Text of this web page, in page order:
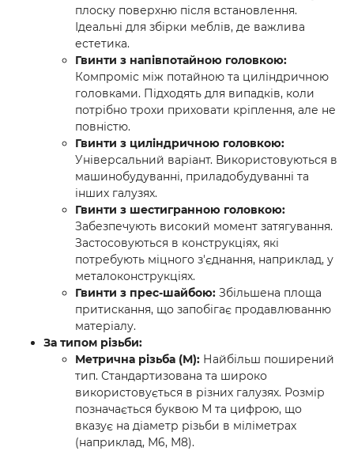
плоску поверхню після встановлення.
Ідеальні для збірки меблів, де важлива
естетика.
Гвинти з напівпотайною головкою:
Компроміс між потайною та циліндричною
головками. Підходять для випадків, коли
потрібно трохи приховати кріплення, але не
повністю.
Гвинти з циліндричною головкою:
Універсальний варіант. Використовуються в
машинобудуванні, приладобудуванні та
інших галузях.
Гвинти з шестигранною головкою:
Забезпечують високий момент затягування.
Застосовуються в конструкціях, які
потребують міцного з'єднання, наприклад, у
металоконструкціях.
Гвинти з прес-шайбою: Збільшена площа
притискання, що запобігає продавлюванню
матеріалу.
За типом різьби:
Метрична різьба (М): Найбільш поширений
тип. Стандартизована та широко
використовується в різних галузях. Розмір
позначається буквою М та цифрою, що
вказує на діаметр різьби в міліметрах
(наприклад, М6, М8).